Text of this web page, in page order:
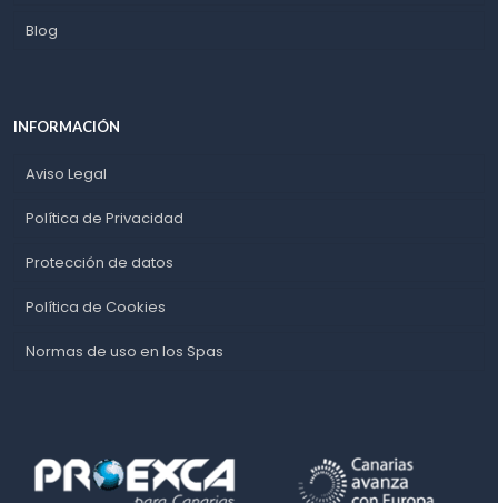
Blog
INFORMACIÓN
Aviso Legal
Política de Privacidad
Protección de datos
Política de Cookies
Normas de uso en los Spas